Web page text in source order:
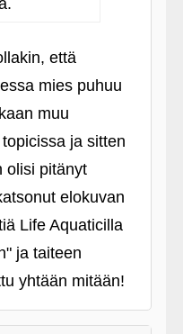
että
mies puhuu
muu
ja sitten
olisi pitänyt
elokuvan
Life Aquaticilla
ja taiteen
yhtään mitään!